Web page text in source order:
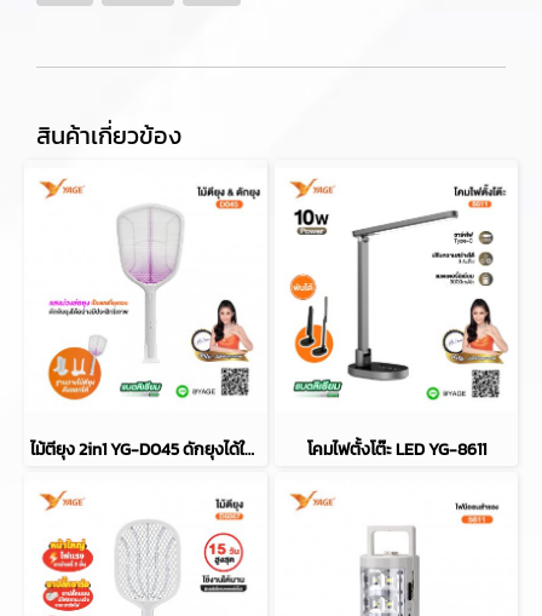
สินค้าเกี่ยวข้อง
ไม้ตียุง 2in1 YG-D045 ดักยุงได้ในตัว โคมไฟตั้งโต๊ะ LED YG-8611